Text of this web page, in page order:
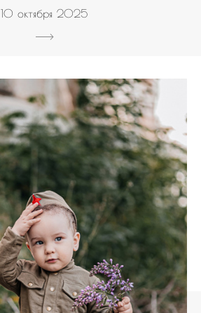
10 октября 2025